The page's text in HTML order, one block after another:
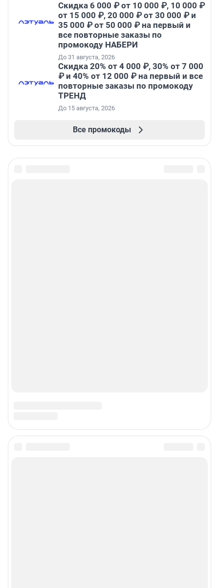
Скидка 6 000 ₽ от 10 000 ₽, 10 000 ₽
от 15 000 ₽, 20 000 ₽ от 30 000 ₽ и
35 000 ₽ от 50 000 ₽ на первый и
все повторные заказы по
промокоду НАБЕРИ
До 31 августа, 2026
Скидка 20% от 4 000 ₽, 30% от 7 000
₽ и 40% от 12 000 ₽ на первый и все
повторные заказы по промокоду
ТРЕНД
До 15 августа, 2026
Все промокоды